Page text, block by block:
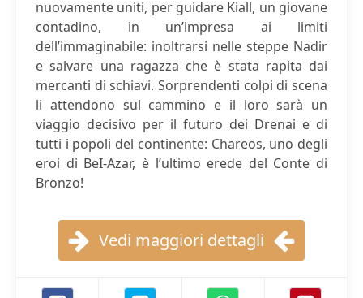
nuovamente uniti, per guidare Kiall, un giovane
contadino, in un’impresa ai limiti
dell’immaginabile: inoltrarsi nelle steppe Nadir
e salvare una ragazza che è stata rapita dai
mercanti di schiavi. Sorprendenti colpi di scena
li attendono sul cammino e il loro sarà un
viaggio decisivo per il futuro dei Drenai e di
tutti i popoli del continente: Chareos, uno degli
eroi di BeI-Azar, è l’ultimo erede del Conte di
Bronzo!
Vedi maggiori dettagli